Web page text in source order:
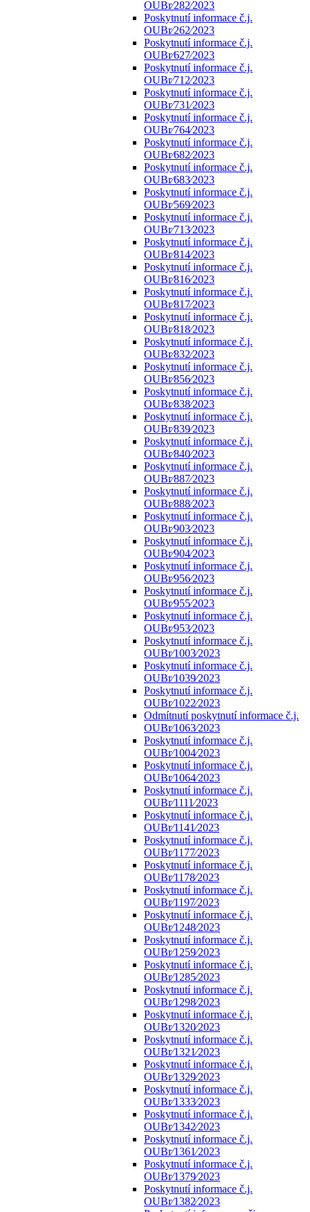
OUBr⁄282⁄2023
Poskytnutí informace č.j.
OUBr⁄262⁄2023
Poskytnutí informace č.j.
OUBr⁄627⁄2023
Poskytnutí informace č.j.
OUBr⁄712⁄2023
Poskytnutí informace č.j.
OUBr⁄731⁄2023
Poskytnutí informace č.j.
OUBr⁄764⁄2023
Poskytnutí informace č.j.
OUBr⁄682⁄2023
Poskytnutí informace č.j.
OUBr⁄683⁄2023
Poskytnutí informace č.j.
OUBr⁄569⁄2023
Poskytnutí informace č.j.
OUBr⁄713⁄2023
Poskytnutí informace č.j.
OUBr⁄814⁄2023
Poskytnutí informace č.j.
OUBr⁄816⁄2023
Poskytnutí informace č.j.
OUBr⁄817⁄2023
Poskytnutí informace č.j.
OUBr⁄818⁄2023
Poskytnutí informace č.j.
OUBr⁄832⁄2023
Poskytnutí informace č.j.
OUBr⁄856⁄2023
Poskytnutí informace č.j.
OUBr⁄838⁄2023
Poskytnutí informace č.j.
OUBr⁄839⁄2023
Poskytnutí informace č.j.
OUBr⁄840⁄2023
Poskytnutí informace č.j.
OUBr⁄887⁄2023
Poskytnutí informace č.j.
OUBr⁄888⁄2023
Poskytnutí informace č.j.
OUBr⁄903⁄2023
Poskytnutí informace č.j.
OUBr⁄904⁄2023
Poskytnutí informace č.j.
OUBr⁄956⁄2023
Poskytnutí informace č.j.
OUBr⁄955⁄2023
Poskytnutí informace č.j.
OUBr⁄953⁄2023
Poskytnutí informace č.j.
OUBr⁄1003⁄2023
Poskytnutí informace č.j.
OUBr⁄1039⁄2023
Poskytnutí informace č.j.
OUBr⁄1022⁄2023
Odmítnutí poskytnutí informace č.j.
OUBr⁄1063⁄2023
Poskytnutí informace č.j.
OUBr⁄1004⁄2023
Poskytnutí informace č.j.
OUBr⁄1064⁄2023
Poskytnutí informace č.j.
OUBr⁄1111⁄2023
Poskytnutí informace č.j.
OUBr⁄1141⁄2023
Poskytnutí informace č.j.
OUBr⁄1177⁄2023
Poskytnutí informace č.j.
OUBr⁄1178⁄2023
Poskytnutí informace č.j.
OUBr⁄1197⁄2023
Poskytnutí informace č.j.
OUBr⁄1248⁄2023
Poskytnutí informace č.j.
OUBr⁄1259⁄2023
Poskytnutí informace č.j.
OUBr⁄1285⁄2023
Poskytnutí informace č.j.
OUBr⁄1298⁄2023
Poskytnutí informace č.j.
OUBr⁄1320⁄2023
Poskytnutí informace č.j.
OUBr⁄1321⁄2023
Poskytnutí informace č.j.
OUBr⁄1329⁄2023
Poskytnutí informace č.j.
OUBr⁄1333⁄2023
Poskytnutí informace č.j.
OUBr⁄1342⁄2023
Poskytnutí informace č.j.
OUBr⁄1361⁄2023
Poskytnutí informace č.j.
OUBr⁄1379⁄2023
Poskytnutí informace č.j.
OUBr⁄1382⁄2023